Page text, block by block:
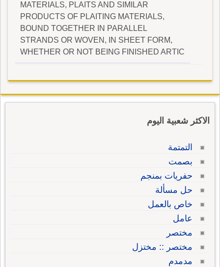
MATERIALS, PLAITS AND SIMILAR
PRODUCTS OF PLAITING MATERIALS,
BOUND TOGETHER IN PARALLEL
STRANDS OR WOVEN, IN SHEET FORM,
WHETHER OR NOT BEING FINISHED ARTIC
الاكثر شعبية اليوم
التمتمة
بصمت
حفريات بمنجم
حل مسألة
خاص بالعمل
عامل
مختصر
مختصر :: مختزل
مدمدم